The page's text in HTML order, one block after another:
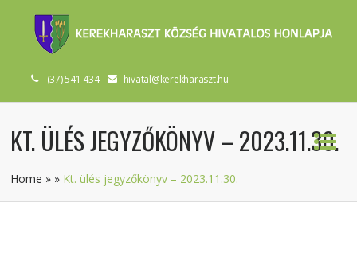
(37) 541 434 hivatal@kerekharaszt.hu
KT. ÜLÉS JEGYZŐKÖNYV – 2023.11.30.
Home » » Kt. ülés jegyzőkönyv – 2023.11.30.